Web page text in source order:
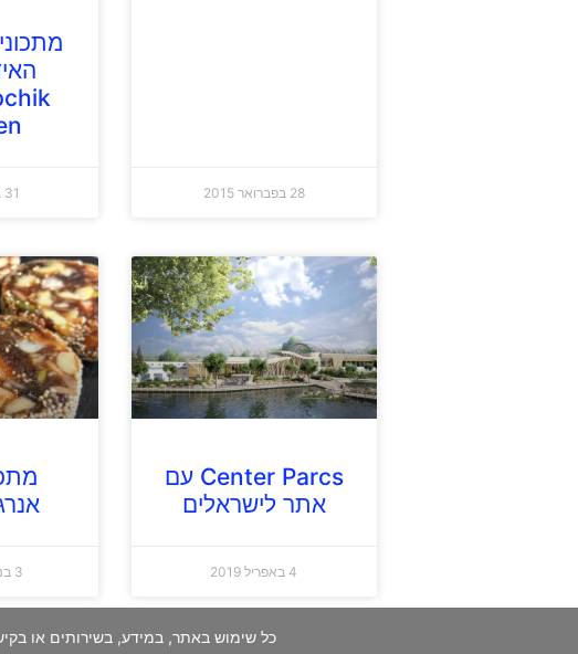
28 בפברואר 2015 31 בינואר 2022
Center Parcs עם
אתר לישראלים
4 באפריל 2019 3 בנובמבר 2024
כל שימוש באתר, במידע, בשירותים או